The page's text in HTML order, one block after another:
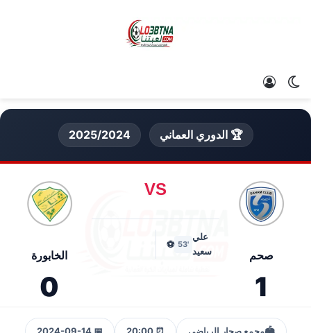
الوضع المظلم
🏆 الدوري العماني 2025/2024
صحم
1
VS
علي
سعيد
'53
⚽
الخابورة
0